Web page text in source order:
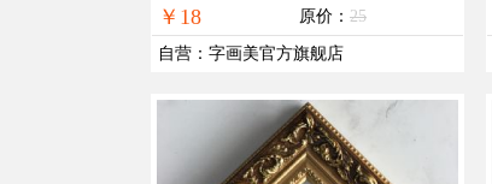
￥18 原价： 25
自营 ： 字画美官方旗舰店